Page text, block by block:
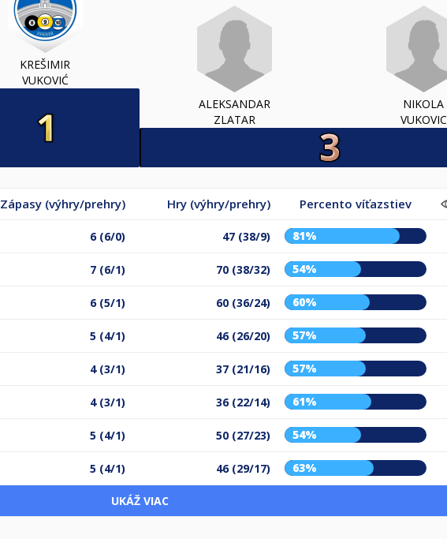
KREŠIMIR
VUKOVIĆ
ALEKSANDAR
ZLATAR
NIKOLA
VUKOVIC
Zápasy (výhry/prehry) Hry (výhry/prehry) Percento víťazstiev
6 (6/0) 47 (38/9) 81%
7 (6/1) 70 (38/32) 54%
6 (5/1) 60 (36/24) 60%
5 (4/1) 46 (26/20) 57%
4 (3/1) 37 (21/16) 57%
4 (3/1) 36 (22/14) 61%
5 (4/1) 50 (27/23) 54%
5 (4/1) 46 (29/17) 63%
UKÁŽ VIAC